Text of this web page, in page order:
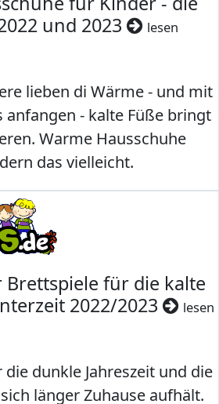
und 2023
lesen
lieben di Wärme - und mit
anfangen - kalte Füße bringt
Warme Hausschuhe
das vielleicht.
für die kalte
2022/2023
lesen
dunkle Jahreszeit und die
länger Zuhause aufhält.